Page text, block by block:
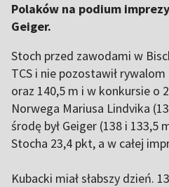
Polaków na podium
Geiger.
Stoch przed zawodami w
TCS i nie pozostawił rywalom
oraz 140,5 m i w konkursie o
Norwega Mariusa Lindvika
środę był Geiger (138 i 133,5
Stocha 23,4 pkt, a w całej
Kubacki miał słabszy dzień.